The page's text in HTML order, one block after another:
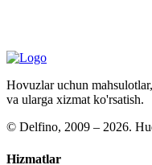
Hovuzlar uchun
va ularga xizmat ko'rsatish.
© Delfino, 2009 – 2026.
Hizmatlar